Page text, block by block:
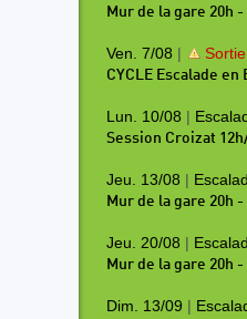
Mur de la gare 20h -
Ven. 7/08 |
CYCLE Escalade
Lun. 10/08 |
Session Croizat
Jeu. 13/08 |
Mur de la gare 20h -
Jeu. 20/08 |
Mur de la gare 20h -
Dim. 13/09 |